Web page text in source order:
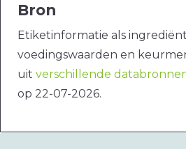
Bron
Etiketinformatie als
voedingswaarden en
uit verschillende
op 22-07-2026.